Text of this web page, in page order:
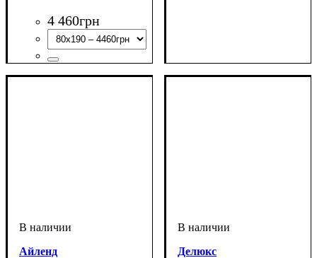
4 460грн
Айленд Делюкс